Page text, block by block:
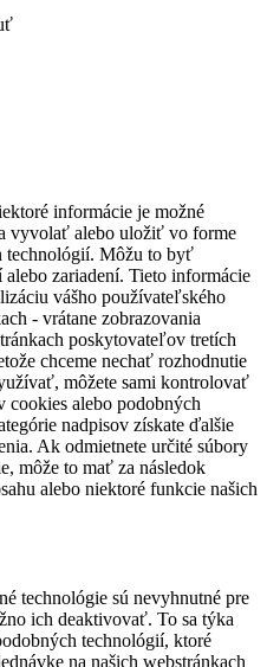
informácie je možné
vyvolať alebo uložiť vo forme
technológií. Môžu to byť
zariadení. Tieto informácie
vášho používateľského
- vrátane zobrazovania
poskytovateľov tretích
chceme nechať rozhodnutie
môžete sami kontrolovať
alebo podobných
nadpisov získate ďalšie
Ak odmietnete určité súbory
môže to mať za následok
alebo niektoré funkcie našich
technológie sú nevyhnutné pre
ich deaktivovať. To sa týka
technológií, ktoré
na našich webstránkach